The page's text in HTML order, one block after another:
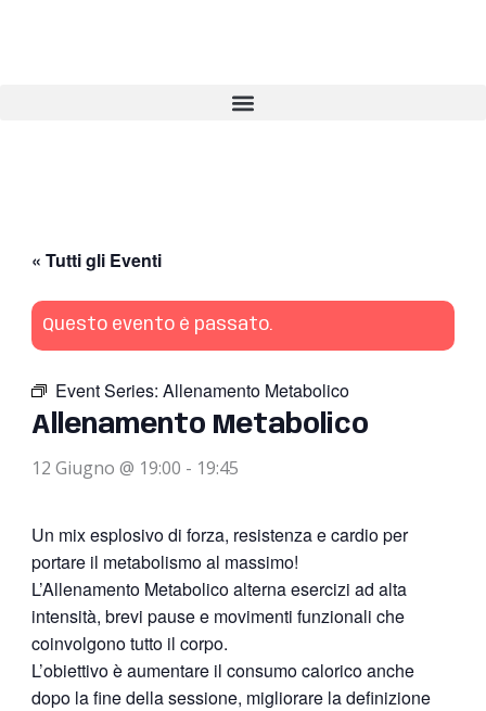
« Tutti gli Eventi
Questo evento è passato.
Event Series: Allenamento Metabolico
Allenamento Metabolico
12 Giugno @ 19:00 - 19:45
Un mix esplosivo di forza, resistenza e cardio per
portare il metabolismo al massimo!
L’Allenamento Metabolico alterna esercizi ad alta
intensità, brevi pause e movimenti funzionali che
coinvolgono tutto il corpo.
L’obiettivo è aumentare il consumo calorico anche
dopo la fine della sessione, migliorare la definizione